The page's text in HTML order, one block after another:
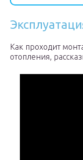
Как проходит
отопления,